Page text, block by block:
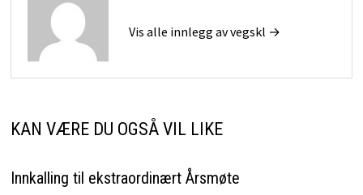
Vis alle innlegg av vegskl →
KAN VÆRE DU OGSÅ VIL LIKE
Innkalling til ekstraordinært Årsmøte